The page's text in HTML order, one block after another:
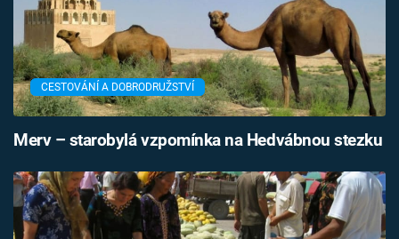
CESTOVÁNÍ A DOBRODRUŽSTVÍ
Merv – starobylá vzpomínka na Hedvábnou stezku